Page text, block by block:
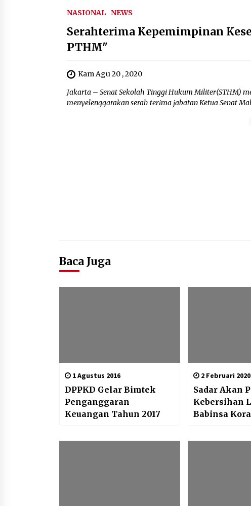
NASIONAL NEWS
Serahterima Kepemimpinan
PTHM"
Kam Agu 20 , 2020
Jakarta – Senat Sekolah Tinggi Hukum Militer(STHM)
menyelenggarakan serah terima jabatan Ketua Senat
Baca Juga
1 Agustus 2016
DPPKD Gelar Bimtek
Penganggaran
Keuangan Tahun 2017
2 Februari 2020
Sadar Akan
Kebersihan
Babinsa
Masyarakat